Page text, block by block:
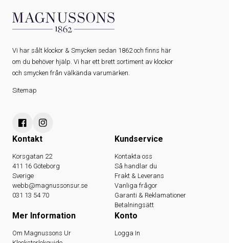
Vi har sålt klockor & Smycken sedan 1862 och finns här
om du behöver hjälp. Vi har ett brett sortiment av klockor
och smycken från välkända varumärken.
Sitemap
Kontakt
Korsgatan 22
411 16 Göteborg
Sverige
webb@magnussonsur.se
031 13 54 70
Kundservice
Kontakta oss
Så handlar du
Frakt & Leverans
Vanliga frågor
Garanti & Reklamationer
Betalningsätt
Mer Information
Om Magnussons Ur
Konto
Logga In